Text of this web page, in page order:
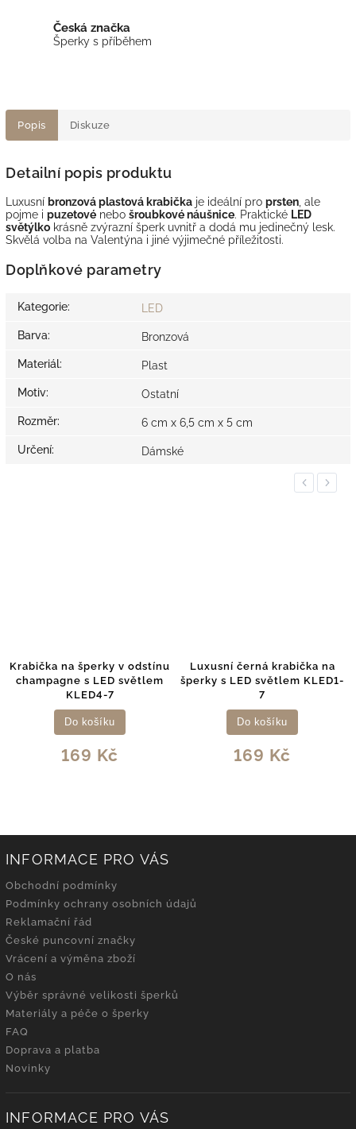
Česká značka
Šperky s příběhem
Popis Diskuze
Detailní popis produktu
Luxusní bronzováplastová krabička je ideální pro prsten, ale
pojme i puzetové nebo šroubkové náušnice. Praktické LED
světýlko krásně zvýrazní šperk uvnitř a dodá mu jedinečný lesk.
Skvělá volba na Valentýna i jiné výjimečné příležitosti.
Doplňkové parametry
Kategorie: LED
Barva: Bronzová
Materiál: Plast
Motiv: Ostatní
Rozměr: 6 cm x 6,5 cm x 5 cm
Určení: Dámské
Previous
na šperky v odstínu
champagne s LED světlem
KLED4-7
169 Kč
Do košíku
Luxusní černá krabička na
šperky s LED světlem KLED1-
169 Kč
Do košíku
Next
INFORMACE PRO VÁS
Obchodní podmínky
Podmínky ochrany osobních údajů
Reklamační řád
České puncovní značky
Vrácení a výměna zboží
O nás
Výběr správné velikosti šperků
Materiály a péče o šperky
FAQ
Doprava a platba
Novinky
INFORMACE PRO VÁS